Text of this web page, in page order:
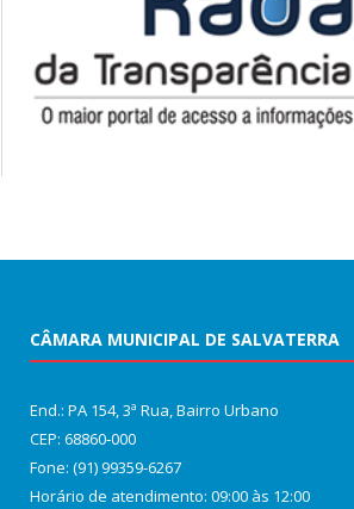
CÂMARA MUNICIPAL DE SALVATERRA
End.: PA 154, 3ª Rua, Bairro Urbano
CEP: 68860‑000
Fone: (91) 99359-6267
Horário de atendimento: 09:00 às 12:00